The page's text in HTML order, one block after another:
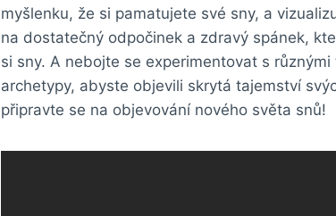
myšlenku, že si pamatujete své sny, a
na dostatečný odpočinek a zdravý spánek,
si sny. A nebojte se experimentovat s
archetypy, abyste objevili skrytá tajemství
připravte se na objevování nového světa snů!